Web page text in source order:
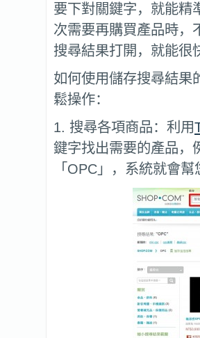
要下對關鍵字，就能精
次需要再購買產品時，
搜尋結果打開，就能很
如何使用儲存搜尋結果
鬆操作：
1. 搜尋各項商品：利用
鍵字找出需要的產品，
「OPC」，系統就會